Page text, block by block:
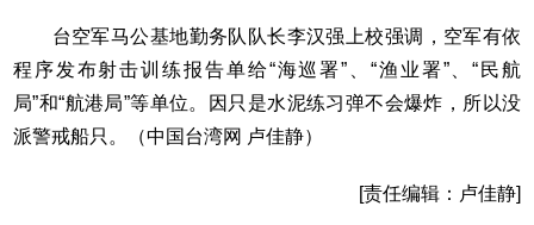
台空军马公基地勤务队队长李汉强上校强调，空军有依
程序发布射击训练报告单给“海巡署”、“渔业署”、“民航
局”和“航港局”等单位。因只是水泥练习弹不会爆炸，所以没
派警戒船只。（中国台湾网 卢佳静）
[责任编辑：卢佳静]